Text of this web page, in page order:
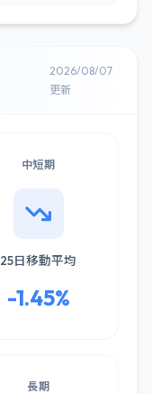
2026/08/07
更新
中短期
25日移動平均
-1.45%
長期